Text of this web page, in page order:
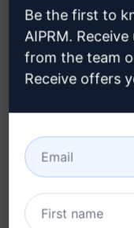
クロードア
こちらをク
ステップ 3 :
Be the first to
AIPRM.
from the team
Receive offers